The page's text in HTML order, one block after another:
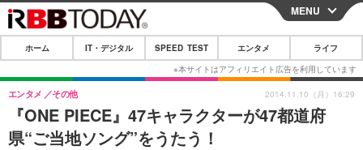
CLOSE
ホーム
IT・デジタル
IT・デジタルTOP スマートフォン
SPEED TEST
MENU
ホーム IT・デジタル SPEED TEST エンタメ ライフ
『ONE PIECE』47キャラクターが47都道府
県“ご当地ソング”をうたう！
エンタメ その他 2014.11.10（月）16:29